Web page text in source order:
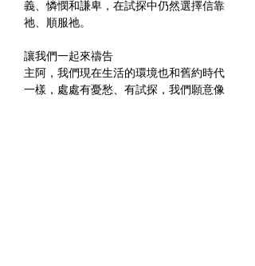
義、憐憫和謙卑，在試探中仍然選擇信靠
祂、順服祂。
讓我們一起來禱告
主阿，我們現在生活的環境也和舊約時代
一樣，處處有憂愁、有試探，我們願意像